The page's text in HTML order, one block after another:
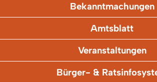
Bekanntmachungen
Amtsblatt
Veranstaltungen
Bürger- &